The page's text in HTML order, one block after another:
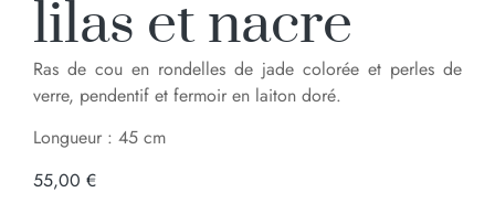
lilas et nacre
Ras de cou en rondelles de jade colorée et perles de
verre, pendentif et fermoir en laiton doré.
Longueur : 45 cm
55,00 €